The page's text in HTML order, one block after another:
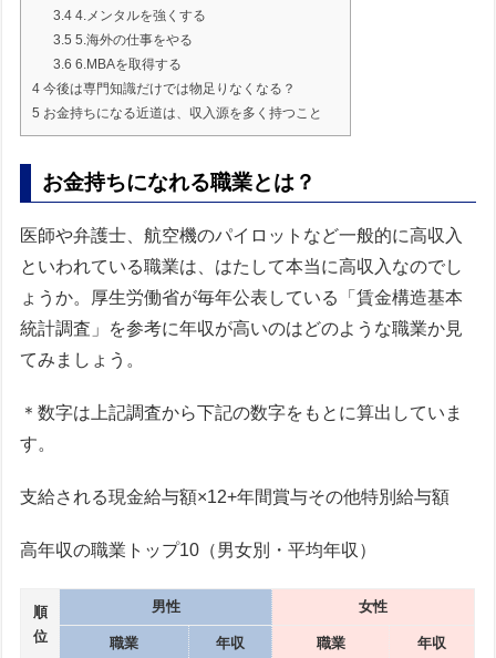
3.44.メンタルを強くする
3.5 5.海外の仕事をやる
3.6 6.MBAを取得する
4 今後は専門知識だけでは物足りなくなる？
5 お金持ちになる近道は、収入源を多く持つこと
お金持ちになれる職業とは？
医師や弁護士、航空機のパイロットなど一般的に高収入
といわれている職業は、はたして本当に高収入なのでし
ょうか。厚生労働省が毎年公表している「賃金構造基本
統計調査」を参考に年収が高いのはどのような職業か見
てみましょう。
＊数字は上記調査から下記の数字をもとに算出していま
す。
支給される現金給与額×12+年間賞与その他特別給与額
高年収の職業トップ10（男女別・平均年収）
順
位
男性 女性
職業 年収 職業 年収